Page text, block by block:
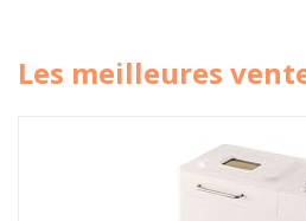
Les meilleures